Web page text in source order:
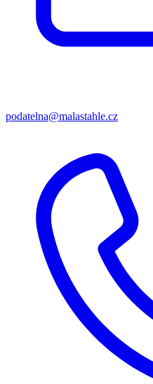
podatelna@malastahle.cz